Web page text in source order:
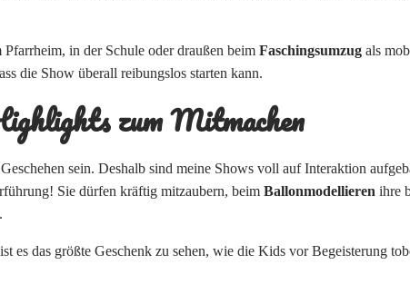
in der Schule oder draußen beim Faschingsumzug als
die Show überall reibungslos starten kann.
zum Mitmachen
sein. Deshalb sind meine Shows voll auf Interaktion
Sie dürfen kräftig mitzaubern, beim Ballonmodellieren ihre
es das größte Geschenk zu sehen, wie die Kids vor Begeisterung